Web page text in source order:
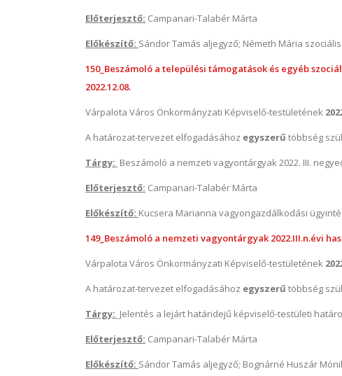
Előterjesztő: Campanari-Talabér Márta
Előkészítő: Sándor Tamás aljegyző; Németh Mária
150_Beszámoló a települési támogatások és egyéb
2022.12.08.
Várpalota Város Önkormányzati Képviselő-testületének
A határozat-tervezet elfogadásához egyszerű többség
Tárgy: Beszámoló a nemzeti vagyontárgyak 2022. III.
Előterjesztő: Campanari-Talabér Márta
Előkészítő: Kucsera Marianna vagyongazdálkodási
149_Beszámoló a nemzeti vagyontárgyak 2022.III.n.évi
Várpalota Város Önkormányzati Képviselő-testületének
A határozat-tervezet elfogadásához egyszerű többség
Tárgy: Jelentés a lejárt határidejű képviselő-testületi
Előterjesztő: Campanari-Talabér Márta
Előkészítő: Sándor Tamás aljegyző; Bognárné Huszár